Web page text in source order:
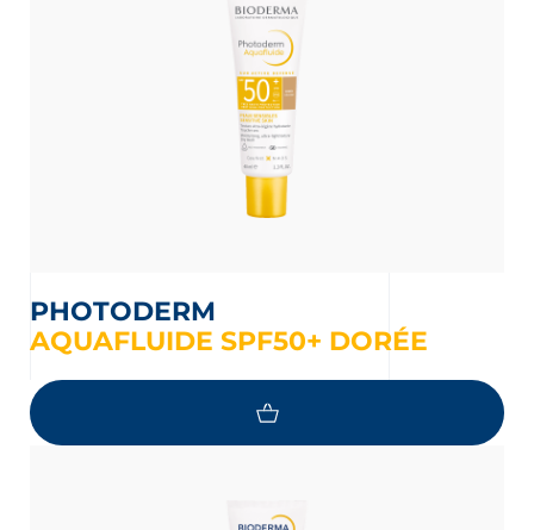
PHOTODERM
AQUAFLUIDE SPF50+ DORÉE